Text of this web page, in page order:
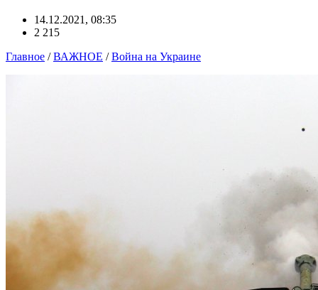
14.12.2021, 08:35
2 215
Главное /ВАЖНОЕ /Война на Украине